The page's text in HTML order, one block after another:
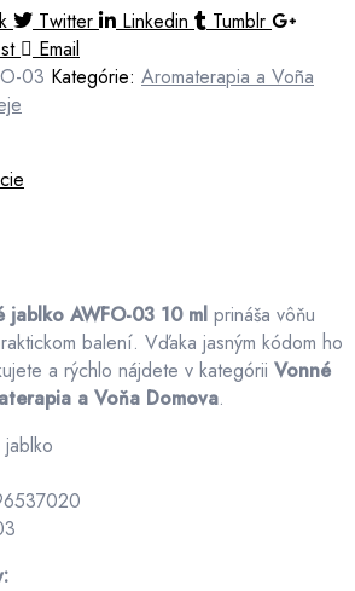
Twitter Linkedin
Tumblr
Email
03 Kategórie: Aromaterapia a Voña
jablko AWFO-03 10 ml prináša vôňu
balení. Vďaka jasným kódom ho
a rýchlo nájdete v kategórii Vonné
a Voňa Domova.